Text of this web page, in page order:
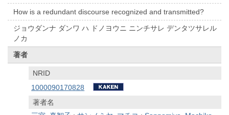
How is a redundant discourse recognized and transmitted?
ジョウダンナ ダンワ ハ ドノヨウニ ニンチサレ デンタツサレル
ノカ
著者
NRID
1000090170828
著者名